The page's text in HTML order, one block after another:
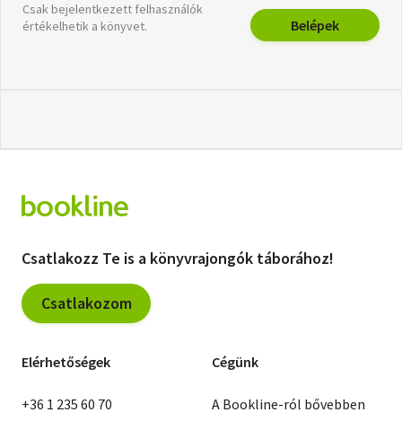
Csak bejelentkezett felhasználók
értékelhetik a könyvet.
Belépek
Csatlakozz Te is a könyvrajongók táborához!
Csatlakozom
Elérhetőségek
+36 1 235 60 70
Cégünk
A Bookline-ról bővebben